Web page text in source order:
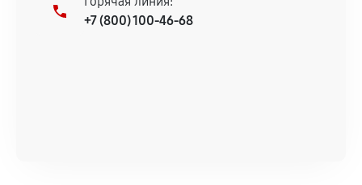
+7 (800) 100-46-68